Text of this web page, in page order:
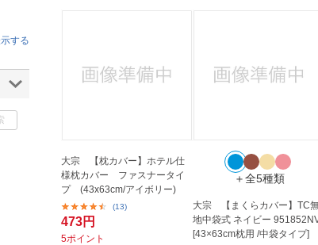
大宗 【枕カバー】ホテル仕
様枕カバー ファスナータイ
プ (43x63cm/アイボリー)
(13)
473円
5ポイント
＋全5種類
大宗 【まくらカバー】TC
地中袋式 ネイビー
[43×63cm枕用 /中袋タイプ]
する